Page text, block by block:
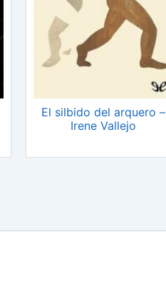
El silbido del arquero –
Irene Vallejo